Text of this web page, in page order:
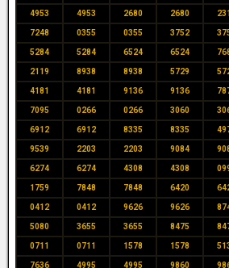
4953 4953 2680 2680
7248 0355 0355 3752
5284 5284 6524 6524
2119 8938 8938 5729
4181 4181 9136 9136
7095 0266 0266 3060
6912 6912 8335 8335
9539 2203 2203 9084
6274 6274 4308 4308
1759 7848 7848 6420
0412 0412 9626 9626
5080 3655 3655 8475
0711 0711 1578 1578
7636 4995 4995 9860